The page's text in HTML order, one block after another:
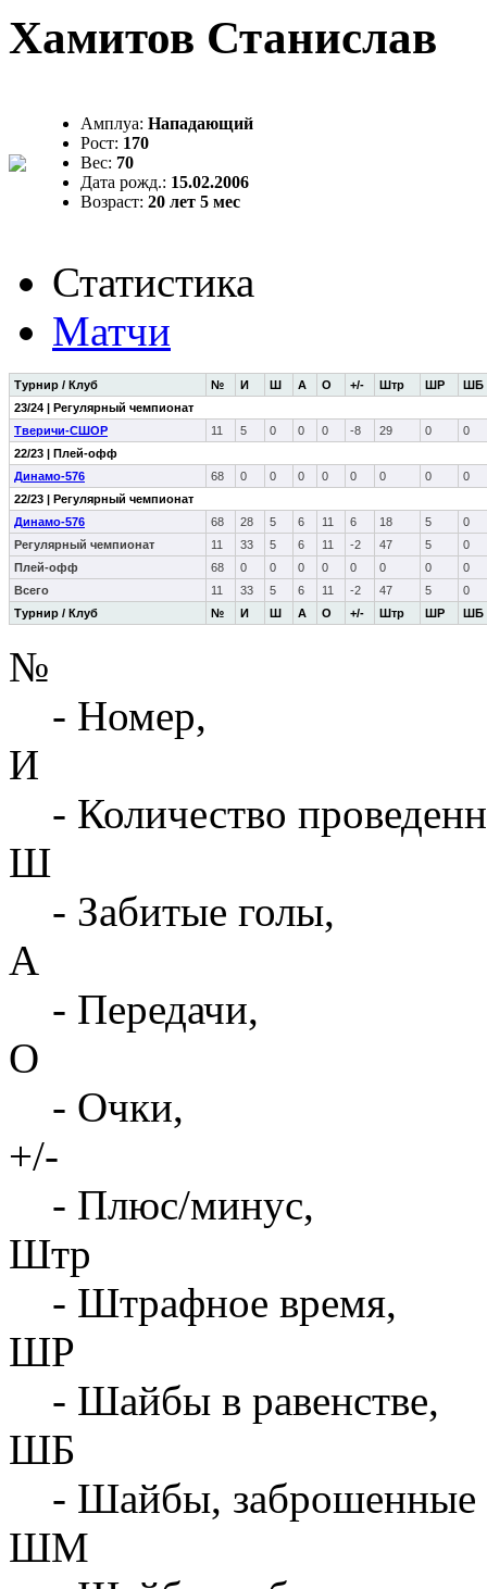
Хамитов Станислав
Амплуа: Нападающий
Рост: 170
Вес: 70
Дата рожд.: 15.02.2006
Возраст: 20 лет 5 мес
Статистика
Матчи
Турнир / Клуб № И Ш А О +/- Штр ШР ШБ
Турнир / Клуб № И Ш А О +/- Штр ШР ШБ
23/24 | Регулярный чемпионат
Тверичи-СШОР
11 5 0 0 0 -8 29 0
0
22/23 | Плей-офф
Динамо-576
68 0 0 0 0 0 0 0
0
22/23 | Регулярный чемпионат
Динамо-576
68 28 5 6 11 6 18 5
0
Регулярный чемпионат
11 33 5 6 11 -2 47 5
0
Плей-офф
68 0 0 0 0 0 0 0
0
Всего
11 33 5 6 11 -2 47 5 0
№
- Номер,
И
- Количество
Ш
- Забитые голы,
А
- Передачи,
О
- Очки,
+/-
- Плюс/минус,
Штр
- Штрафное время,
ШР
- Шайбы в равенстве,
ШБ
- Шайбы, заброшенные
ШМ